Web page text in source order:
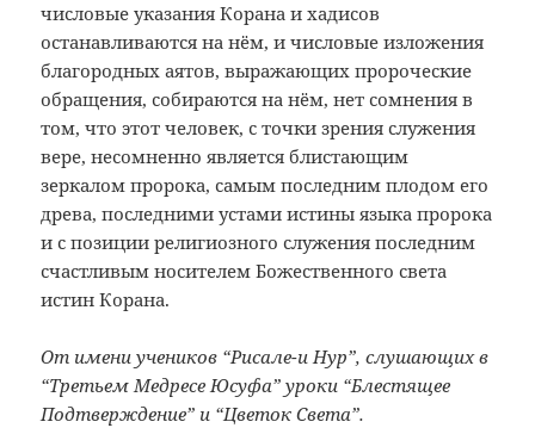
числовые указания Корана и хадисов
останавливаются на нём, и числовые изложения
благородных аятов, выражающих пророческие
обращения, собираются на нём, нет сомнения в
том, что этот человек, с точки зрения служения
вере, несомненно является блистающим
зеркалом пророка, самым последним плодом его
древа, последними устами истины языка пророка
и с позиции религиозного служения последним
счастливым носителем Божественного света
истин Корана.
От имени учеников “Рисале-и Нур”, слушающих в
“Третьем Медресе Юсуфа” уроки “Блестящее
Подтверждение” и “Цветок Света”.